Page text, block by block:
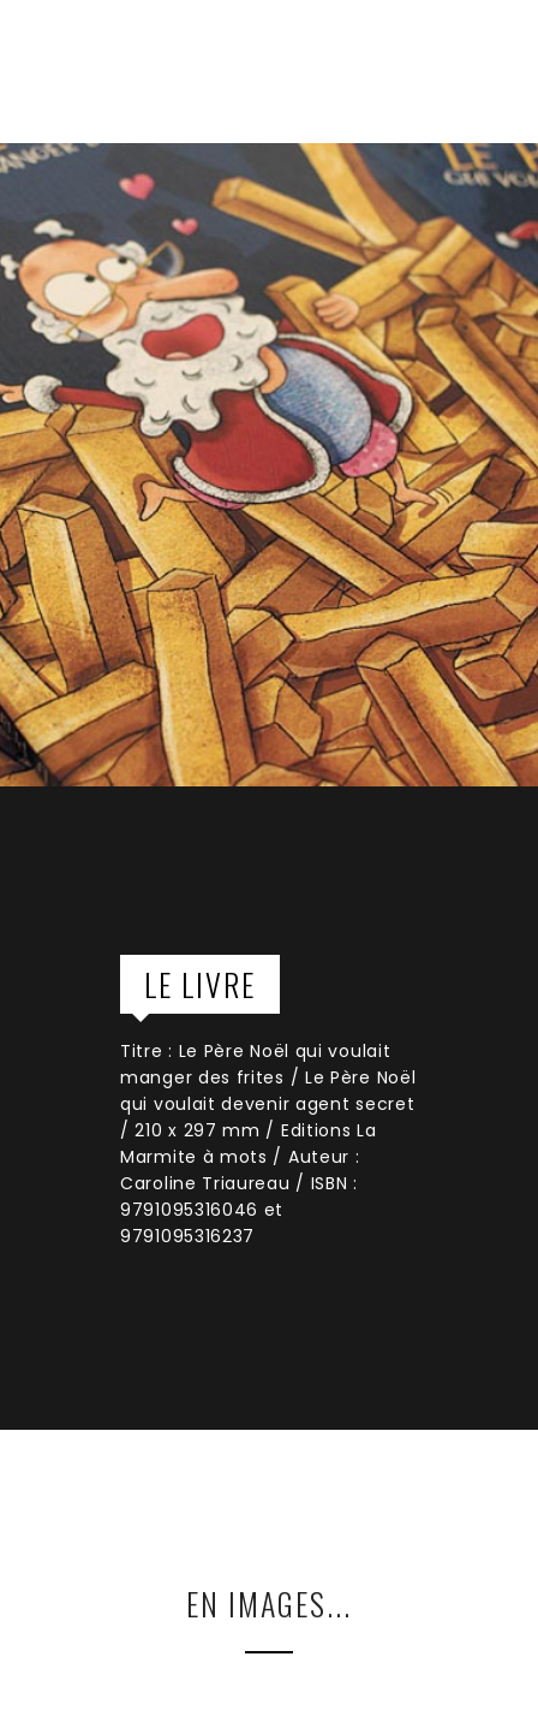
LE LIVRE
Titre : Le Père Noël qui voulait
manger des frites / Le Père Noël
qui voulait devenir agent secret
/ 210 x 297 mm / Editions La
Marmite à mots / Auteur :
Caroline Triaureau / ISBN :
9791095316046 et
9791095316237
EN IMAGES...